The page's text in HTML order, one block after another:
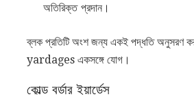
অতিরিক্ত প্রদান।
ব্লক প্রতিটি অংশ জন্য একই পদ্ধতি অনুসরণ
yardages একসঙ্গে যোগ।
কোল্ড বর্ডার ইয়ার্ডেস